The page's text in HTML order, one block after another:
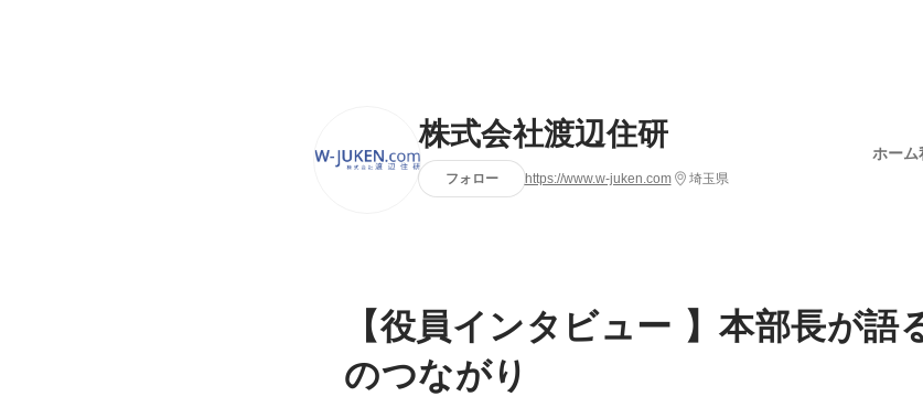
株式会社渡辺住研
フォロー https://www.w-juken.com 埼玉県
ホーム
【役員インタビュー 】本部長が語
のつながり